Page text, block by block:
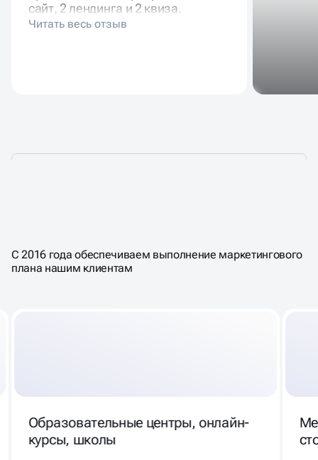
сайт, 2 лендинга и 2 квиза.
УСЛУГАSERM
С 2016 года обеспечиваем выполнение маркетингового
плана нашим клиентам
Образовательные центры, онлайн-
курсы, школы